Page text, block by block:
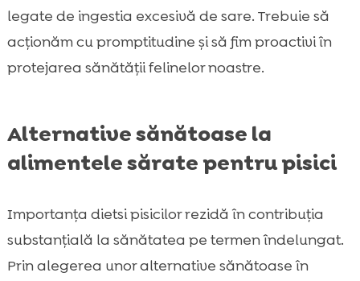
legate de ingestia excesivă de sare. Trebuie să
acționăm cu promptitudine și să fim proactivi în
protejarea sănătății felinelor noastre.
Alternative sănătoase la
alimentele sărate pentru pisici
Importanța dietsi pisicilor rezidă în contribuția
substanțială la sănătatea pe termen îndelungat.
Prin alegerea unor alternative sănătoase în